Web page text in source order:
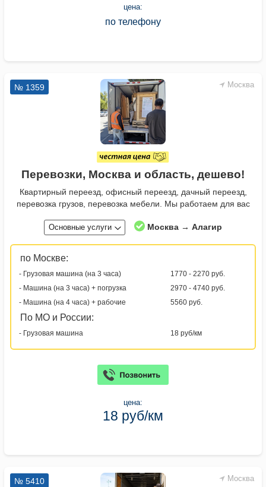
цена:
по телефону
Москва
№ 1359
Перевозки, Москва и область, дешево!
Квартирный переезд, офисный переезд, дачный переезд,
перевозка грузов, перевозка мебели. Мы работаем для вас
Основные услуги Москва → Алагир
по Москве:
- Грузовая машина (на 3 часа)
1770 - 2270 руб.
- Машина (на 3 часа) + погрузка
2970 - 4740 руб.
- Машина (на 4 часа) + рабочие
5560 руб.
По МО и России:
- Грузовая машина 18 руб/км
цена:
18 руб/км
Москва
№ 5410